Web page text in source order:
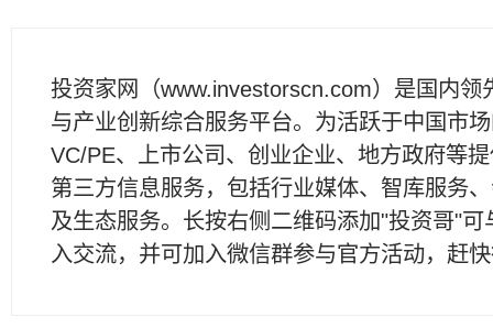
投资家网（www.investorscn.com）是国内领
与产业创新综合服务平台。为活跃于中国市
VC/PE、上市公司、创业企业、地方政府等
第三方信息服务，包括行业媒体、智库服务
及生态服务。长按右侧二维码添加"投资哥"可
入交流，并可加入微信群参与官方活动，赶